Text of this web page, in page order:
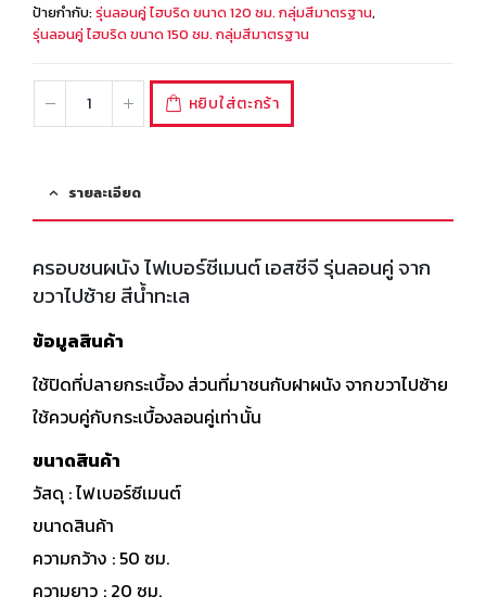
ป้ายกำกับ:รุ่นลอนคู่ ไฮบริด ขนาด 120 ซม. กลุ่มสีมาตรฐาน,
รุ่นลอนคู่ ไฮบริด ขนาด 150 ซม. กลุ่มสีมาตรฐาน
หยิบใส่ตะกร้า
รายละเอียด
ครอบชนผนัง ไฟเบอร์ซีเมนต์ เอสซีจี รุ่นลอนคู่ จาก
ขวาไปซ้าย สีน้ำทะเล
ข้อมูลสินค้า
ใช้ปิดที่ปลายกระเบื้อง ส่วนที่มาชนกับฝาผนัง จากขวาไปซ้าย
ใช้ควบคู่กับกระเบื้องลอนคู่เท่านั้น
ขนาดสินค้า
วัสดุ : ไฟเบอร์ซีเมนต์
ขนาดสินค้า
ความกว้าง : 50 ซม.
ความยาว : 20 ซม.